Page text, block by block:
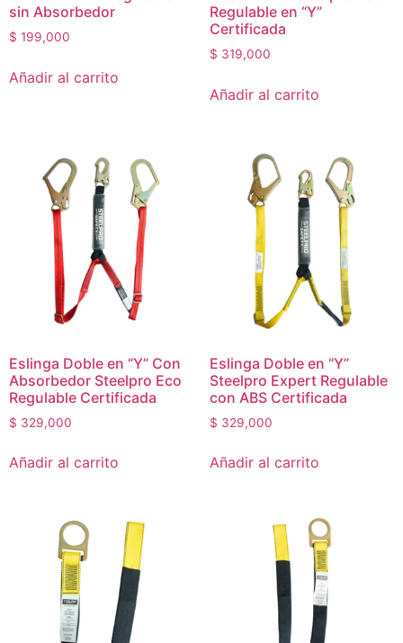
sin Absorbedor
$ 199,000
Añadir al carrito
Regulable en “Y”
Certificada
$ 319,000
Añadir al carrito
Eslinga Doble en “Y” Con
Absorbedor Steelpro Eco
Regulable Certificada
$ 329,000
Añadir al carrito
Eslinga Doble en “Y”
Steelpro Expert Regulable
con ABS Certificada
$ 329,000
Añadir al carrito